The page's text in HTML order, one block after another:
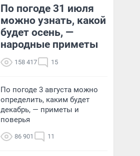
По погоде 31 июля
можно узнать, какой
будет осень, —
народные приметы
158 417 15
По погоде 3 августа можно
определить, каким будет
декабрь, — приметы и
поверья
86 901 11